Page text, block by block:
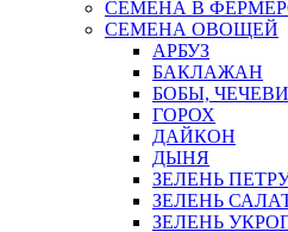
СЕМЕНА В
СЕМЕНА ОВОЩЕЙ
АРБУЗ
БАКЛАЖАН
БОБЫ,
ГОРОХ
ДАЙКОН
ДЫНЯ
ЗЕЛЕНЬ
ЗЕЛЕНЬ
ЗЕЛЕНЬ